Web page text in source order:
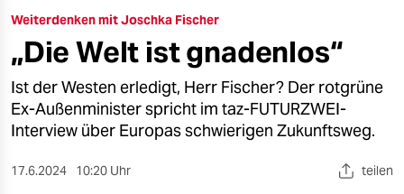
öko
gesellschaft
kultur
Weiterdenken mit Joschka Fischer
„Die Welt ist gnadenlos“
Ist der Westen erledigt, Herr Fischer? Der rotgrüne
Ex-Außenminister spricht im taz-FUTURZWEI-
Interview über Europas schwierigen Zukunftsweg.
17.6.2024 10:20 Uhr teilen